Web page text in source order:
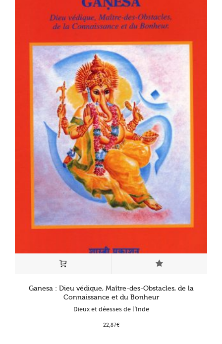
Ganesa : Dieu védique, Maître-des-Obstacles, de la
Connaissance et du Bonheur
Dieux et déesses de l'Inde
22,87€